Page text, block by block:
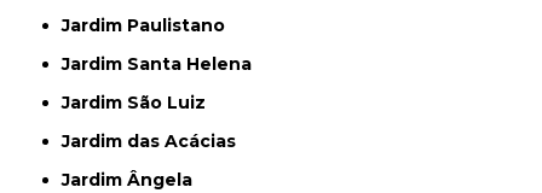
Jardim Paulistano
Jardim Santa Helena
Jardim São Luiz
Jardim das Acácias
Jardim Ângela